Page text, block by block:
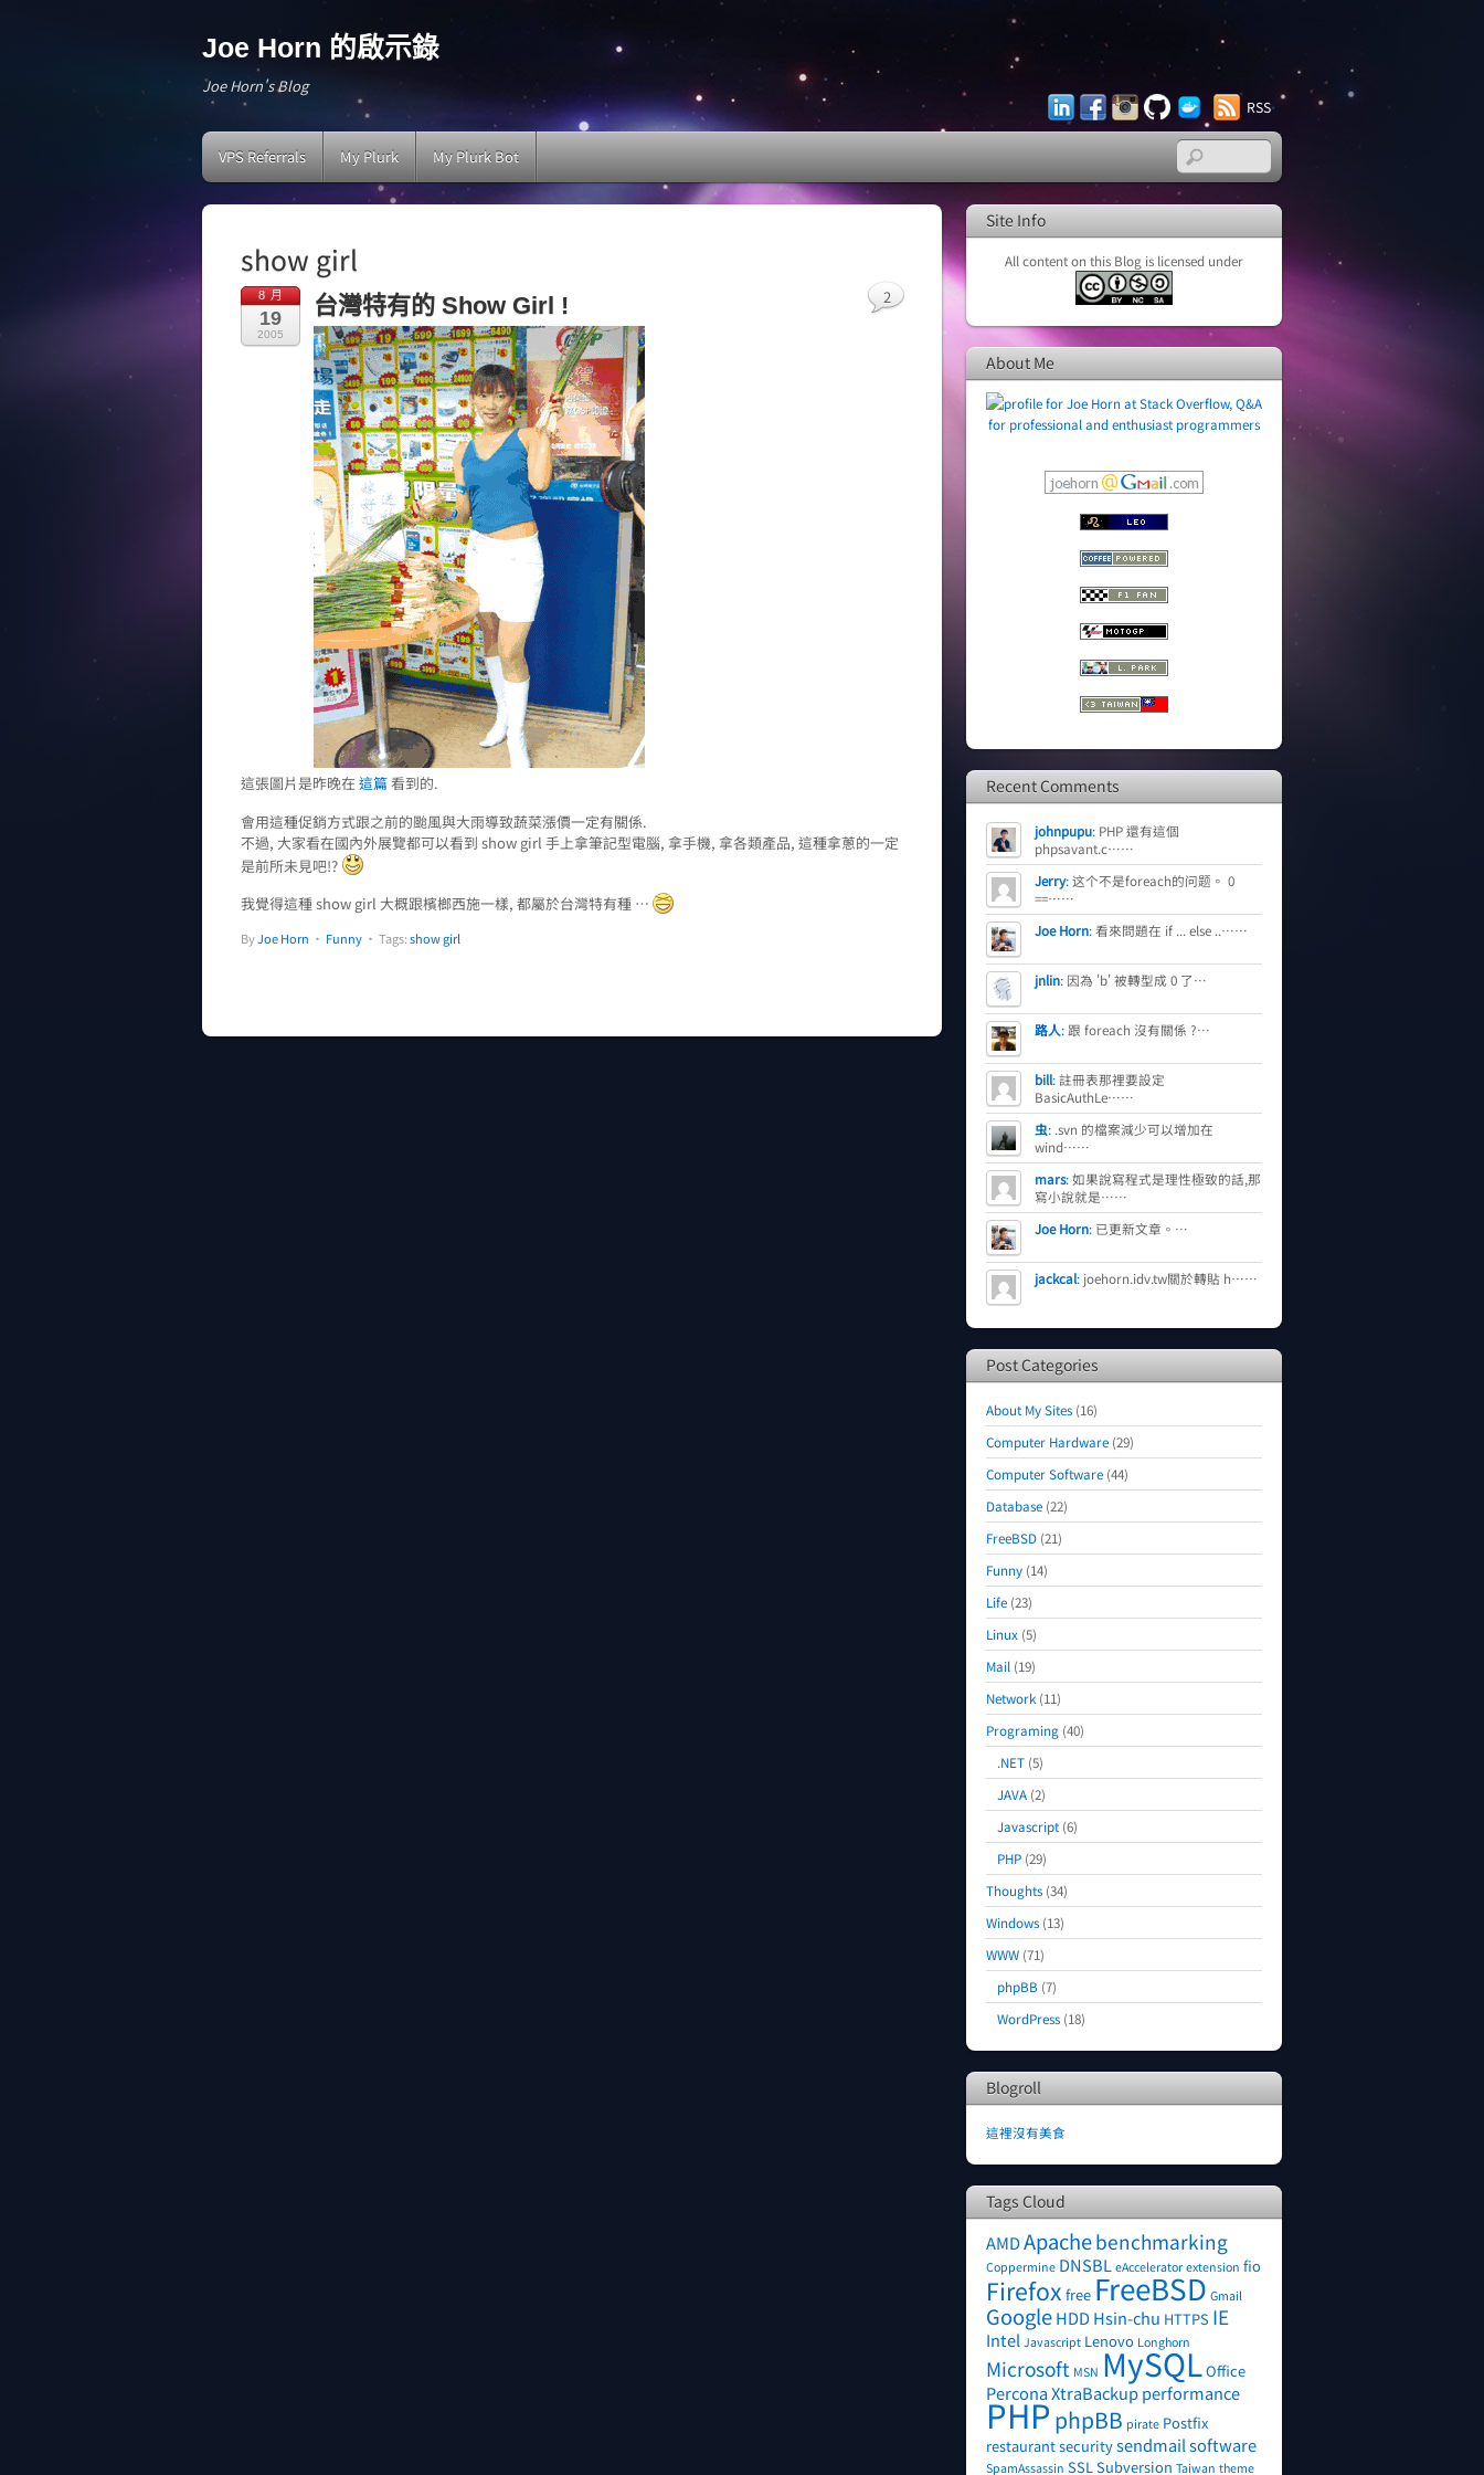
Joe Horn 的啟示錄
Joe Horn's Blog
LinkedInFacebookInstagram
GitHub Docker
Hub
RSS
VPS Referrals My Plurk My Plurk Bot
show girl
8 月
19
2005
台灣特有的 Show Girl !
這張圖片是昨晚在 這篇看到的.
會用這種促銷方式跟之前的颱風與大雨導致蔬菜漲價一定有關係.
不過, 大家看在國內外展覽都可以看到 show girl 手上拿筆記型電腦, 拿手機, 拿各類產品, 這種拿蔥的一定
是前所未見吧!?
我覺得這種 show girl 大概跟檳榔西施一樣, 都屬於台灣特有種 …
ByJoe Horn • Funny
2
• Tags:show girl
Site Info
All content on this Blog is licensed under
About Me
Recent Comments
johnpupu: PHP 還有這個
phpsavant.c……
Jerry:这个不是foreach的问题。 0
==……
Joe Horn:看來問題在 if ... else ..……
jnlin: 因為 'b' 被轉型成 0 了…
路人: 跟 foreach 沒有關係 ?…
bill:註冊表那裡要設定
BasicAuthLe……
虫: .svn 的檔案減少可以增加在
wind……
mars:如果說寫程式是理性極致的話,那
寫小說就是……
Joe Horn: 已更新文章。…
jackcal: joehorn.idv.tw關於轉貼 h……
Post Categories
About My Sites (16)
Computer Hardware (29)
Computer Software (44)
Database (22)
FreeBSD (21)
Funny (14)
Life (23)
Linux (5)
Mail (19)
Network (11)
Programing (40)
.NET (5)
JAVA (2)
Javascript (6)
PHP (29)
Thoughts (34)
Windows (13)
WWW (71)
phpBB (7)
WordPress (18)
Blogroll
這裡沒有美食
Tags Cloud
AMDApachebenchmarking
Coppermine DNSBL eAccelerator extension fio
Firefox free FreeBSD Gmail
GoogleHDDHsin-chu HTTPS IE
Intel Javascript Lenovo Longhorn
Microsoft MSN MySQLOffice
Percona XtraBackupperformance
PHP phpBB pirate Postfix
restaurantsecuritysendmailsoftware
SpamAssassin SSL Subversion Taiwan theme